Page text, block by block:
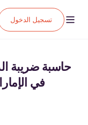
تسجيل الدخول
في